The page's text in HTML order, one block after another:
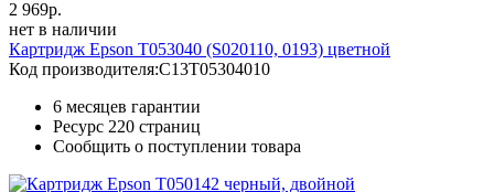
2 969р.
нет в наличии
Картридж Epson T053040 (S020110, 0193) цветной
Код производителя:C13T05304010
6 месяцев гарантии
Ресурс 220 страниц
Сообщить о поступлении товара